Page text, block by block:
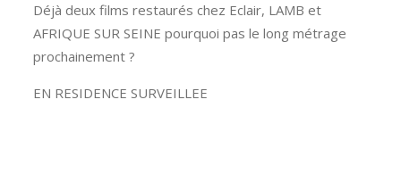
Déjà deux films restaurés chez Eclair, LAMB et
AFRIQUE SUR SEINE pourquoi pas le long métrage
prochainement ?
EN RESIDENCE SURVEILLEE